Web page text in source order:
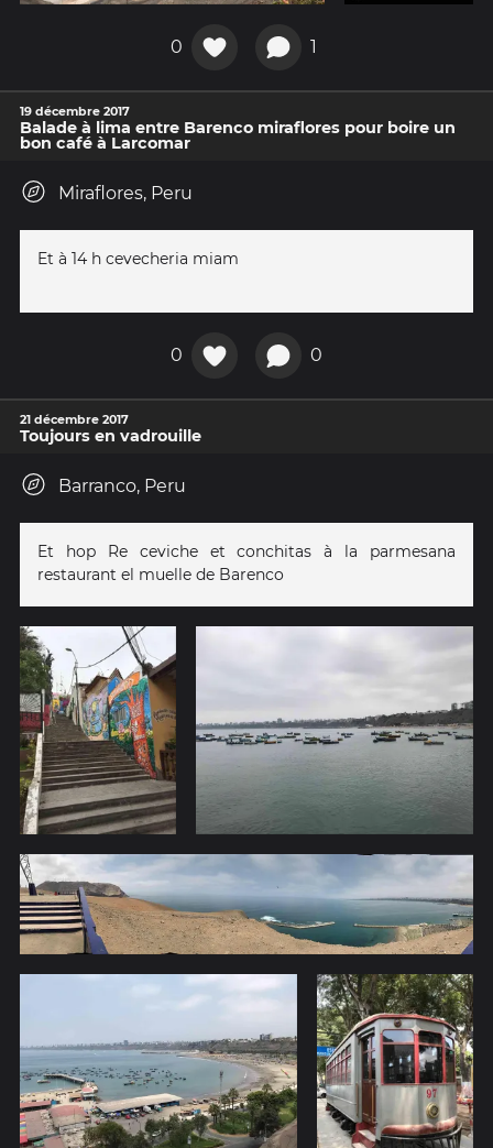
0 1
19 décembre 2017
Balade à lima entre Barenco miraflores pour boire un
bon café à Larcomar
Miraflores, Peru
Et à 14 h cevecheria miam
0 0
21 décembre 2017
Toujours en vadrouille
Barranco, Peru
Et hop Re ceviche et conchitas à la parmesana
restaurant el muelle de Barenco